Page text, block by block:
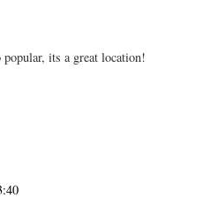
its a great location!